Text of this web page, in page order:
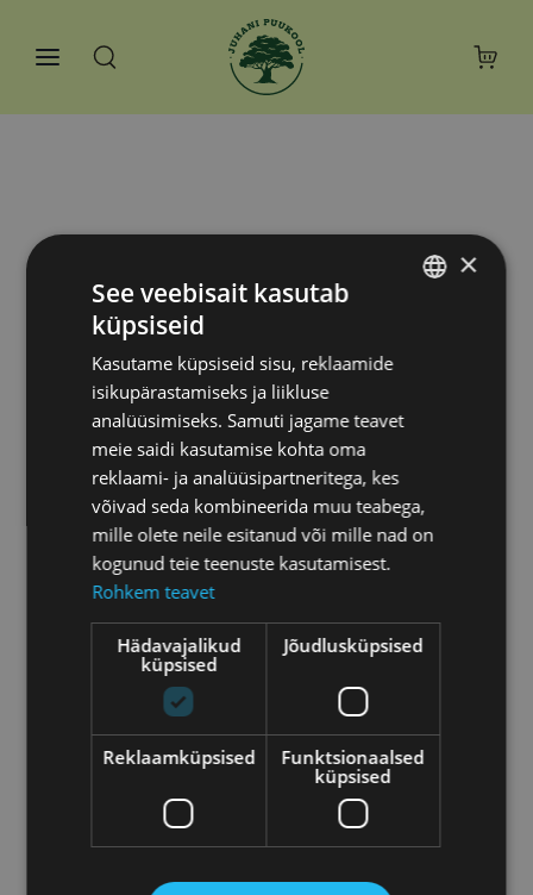
ANDMETE LAADIMINE...
×
See veebisait kasutab
küpsiseid
Kasutame küpsiseid sisu, reklaamide
isikupärastamiseks ja liikluse
analüüsimiseks. Samuti jagame teavet
meie saidi kasutamise kohta oma
reklaami- ja analüüsipartneritega, kes
võivad seda kombineerida muu teabega,
mille olete neile esitanud või mille nad on
kogunud teie teenuste kasutamisest.
Rohkem teavet
Hädavajalikud
küpsised
Jõudlusküpsised
Reklaamküpsised
Funktsionaalsed
küpsised